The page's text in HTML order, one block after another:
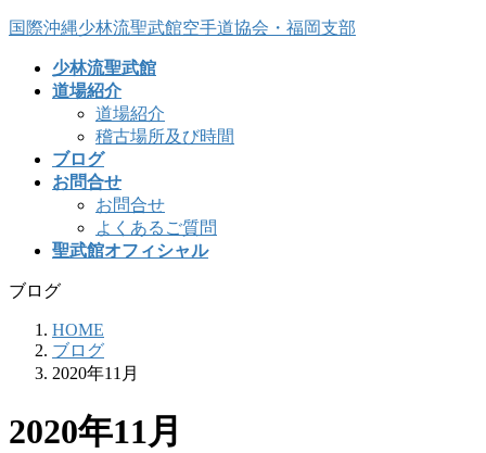
コ
ナ
国際沖縄少林流聖武館空手道協会・福岡支部
少林流聖武館
道場紹介
道場紹介
稽古場所及び時間
ブログ
お問合せ
お問合せ
よくあるご質問
聖武館オフィシャル
ブログ
HOME
ブログ
2020年11月
2020年11月